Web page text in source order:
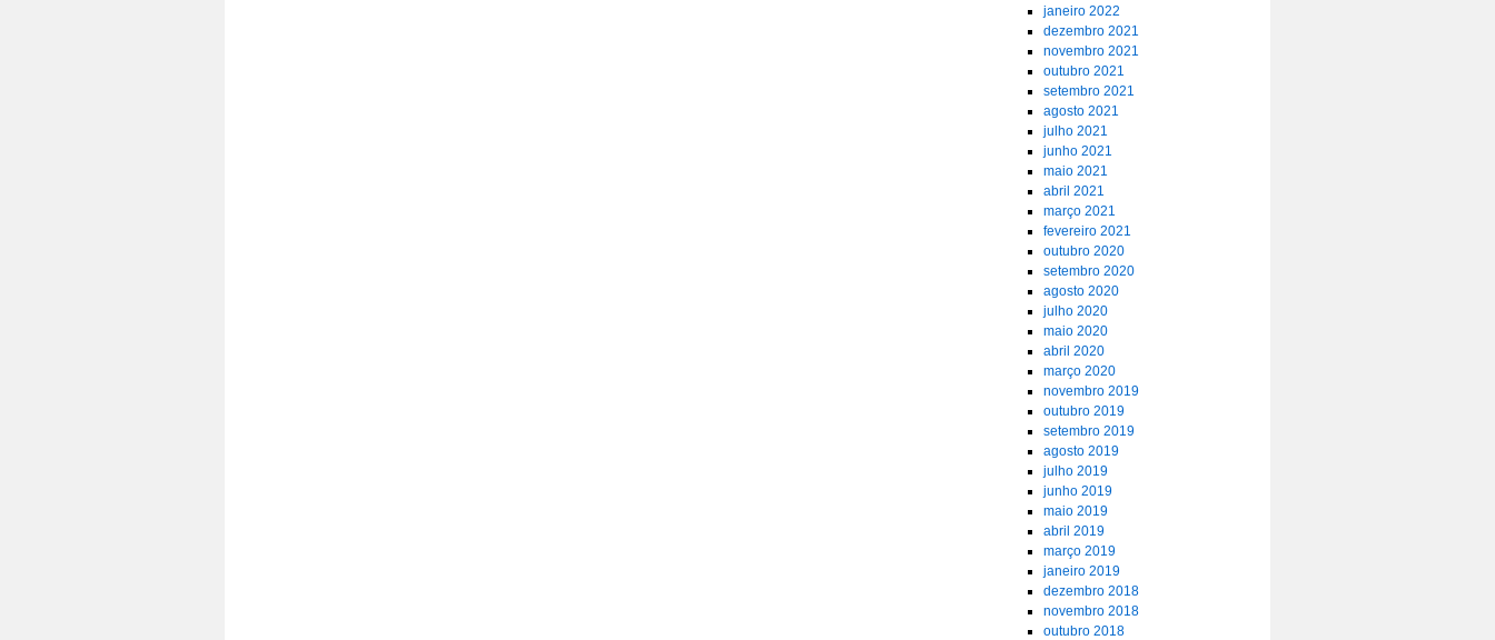
janeiro 2022
dezembro 2021
novembro 2021
outubro 2021
setembro 2021
agosto 2021
julho 2021
junho 2021
maio 2021
abril 2021
março 2021
fevereiro 2021
outubro 2020
setembro 2020
agosto 2020
julho 2020
maio 2020
abril 2020
março 2020
novembro 2019
outubro 2019
setembro 2019
agosto 2019
julho 2019
junho 2019
maio 2019
abril 2019
março 2019
janeiro 2019
dezembro 2018
novembro 2018
outubro 2018